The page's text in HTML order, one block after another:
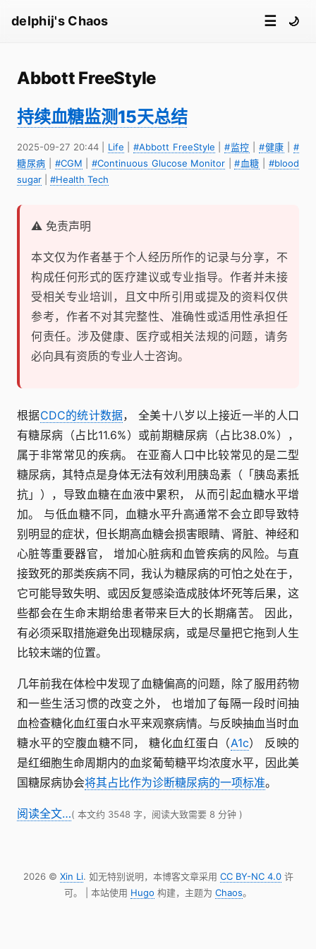
delphij's Chaos ☰ 🌙
Abbott FreeStyle
持续血糖监测15天总结
2025-09-27 20:44| Life |#Abbott FreeStyle #监控 |#健康 |#
糖尿病
#CGM #Continuous Glucose Monitor |#血糖
#blood
sugar
#Health Tech
⚠️ 免责声明
本文仅为作者基于个人经历所作的记录与分享，不
构成任何形式的医疗建议或专业指导。作者并未接
受相关专业培训，且文中所引用或提及的资料仅供
参考，作者不对其完整性、准确性或适用性承担任
何责任。涉及健康、医疗或相关法规的问题，请务
必向具有资质的专业人士咨询。
根据CDC的统计数据， 全美十八岁以上接近一半的人口
有糖尿病（占比11.6%）或前期糖尿病（占比38.0%），
属于非常常见的疾病。 在亚裔人口中比较常见的是二型
糖尿病，其特点是身体无法有效利用胰岛素（「胰岛素抵
抗」），导致血糖在血液中累积， 从而引起血糖水平增
加。 与低血糖不同，血糖水平升高通常不会立即导致特
别明显的症状，但长期高血糖会损害眼睛、肾脏、神经和
心脏等重要器官， 增加心脏病和血管疾病的风险。与直
接致死的那类疾病不同，我认为糖尿病的可怕之处在于，
它可能导致失明、或因反复感染造成肢体坏死等后果，这
些都会在生命末期给患者带来巨大的长期痛苦。 因此，
有必须采取措施避免出现糖尿病，或是尽量把它拖到人生
比较末端的位置。
几年前我在体检中发现了血糖偏高的问题，除了服用药物
和一些生活习惯的改变之外， 也增加了每隔一段时间抽
血检查糖化血红蛋白水平来观察病情。与反映抽血当时血
糖水平的空腹血糖不同， 糖化血红蛋白（A1c） 反映的
是红细胞生命周期内的血浆葡萄糖平均浓度水平，因此美
国糖尿病协会将其占比作为诊断糖尿病的一项标准。
阅读全文…( 本文约 3548 字，阅读大致需要 8 分钟 )
2026 © Xin Li. 如无特别说明，本博客文章采用 CC BY-NC 4.0许
可。 | 本站使用 Hugo 构建，主题为 Chaos。